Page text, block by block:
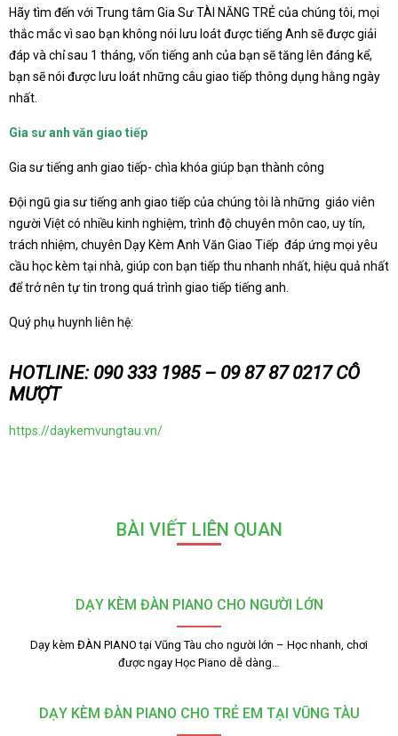
Hãy tìm đến với Trung tâm Gia Sư TÀI NĂNG TRẺ của chúng tôi, mọi
thắc mắc vì sao bạn không nói lưu loát được tiếng Anh sẽ được giải
đáp và chỉ sau 1 tháng, vốn tiếng anh của bạn sẽ tăng lên đáng kể,
bạn sẽ nói được lưu loát những câu giao tiếp thông dụng hằng ngày
nhất.
Gia sư anh văn giao tiếp
Gia sư tiếng anh giao tiếp- chìa khóa giúp bạn thành công
Đội ngũ gia sư tiếng anh giao tiếp của chúng tôi là những giáo viên
người Việt có nhiều kinh nghiệm, trình độ chuyên môn cao, uy tín,
trách nhiệm, chuyên Dạy Kèm Anh Văn Giao Tiếp đáp ứng mọi yêu
cầu học kèm tại nhà, giúp con bạn tiếp thu nhanh nhất, hiệu quả nhất
để trở nên tự tin trong quá trình giao tiếp tiếng anh.
Quý phụ huynh liên hệ:
HOTLINE: 090 333 1985 – 09 87 87 0217 CÔ
MƯỢT
https://daykemvungtau.vn/
BÀI VIẾT LIÊN QUAN
DẠY KÈM ĐÀN PIANO CHO NGƯỜI LỚN
Dạy kèm ĐÀN PIANO tại Vũng Tàu cho người lớn – Học nhanh, chơi
được ngay Học Piano dễ dàng…
DẠY KÈM ĐÀN PIANO CHO TRẺ EM TẠI VŨNG TÀU